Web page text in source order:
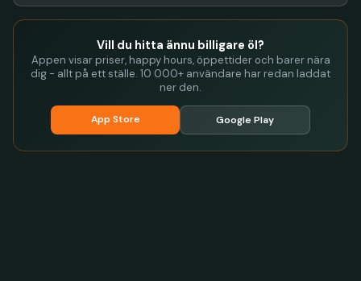
Vill du hitta ännu billigare öl?
Appen visar priser, happy hours, öppettider och barer nära
dig - allt på ett ställe. 10 000+ användare har redan laddat
ner den.
App Store Google Play